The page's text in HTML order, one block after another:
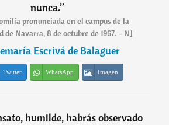
nunca.”
pronunciada en el campus de la
de Navarra, 8 de octubre de 1967. - N]
Escrivá de Balaguer
Twitter WhatsApp Imagen
humilde, habrás observado